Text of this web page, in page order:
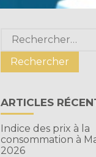
Blog
sidebar
Rechercher :
ARTICLES
Indice des prix à la
consommation à
2026